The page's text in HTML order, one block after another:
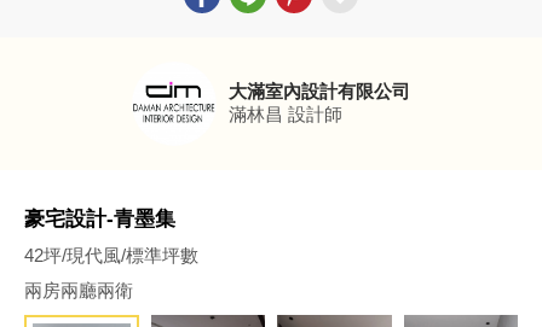
大滿室內設計有限公司
滿林昌 設計師
豪宅設計-青墨集
42坪/現代風/標準坪數
兩房兩廳兩衛